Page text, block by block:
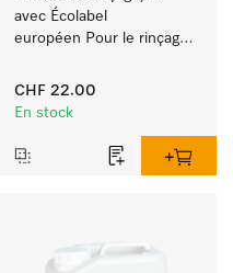
avec Écolabel
européen Pour le rinçage
verres.
CHF 22.00
En stock